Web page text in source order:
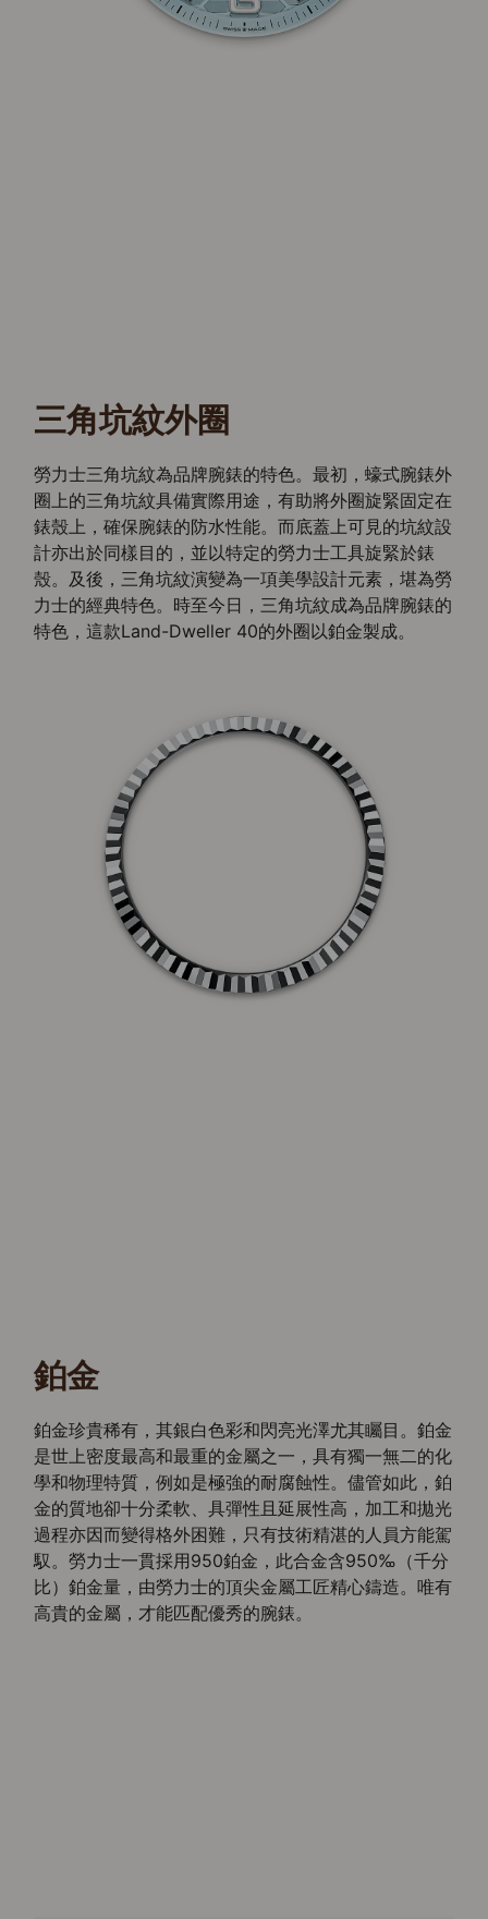
三角坑紋外圈
勞力士三角坑紋為品牌腕錶的特色。最初，蠔式腕錶外
圈上的三角坑紋具備實際用途，有助將外圈旋緊固定在
錶殼上，確保腕錶的防水性能。而底蓋上可見的坑紋設
計亦出於同樣目的，並以特定的勞力士工具旋緊於錶
殼。及後，三角坑紋演變為一項美學設計元素，堪為勞
力士的經典特色。時至今日，三角坑紋成為品牌腕錶的
特色，這款Land-Dweller 40的外圈以鉑金製成。
鉑金
鉑金珍貴稀有，其銀白色彩和閃亮光澤尤其矚目。鉑金
是世上密度最高和最重的金屬之一，具有獨一無二的化
學和物理特質，例如是極強的耐腐蝕性。儘管如此，鉑
金的質地卻十分柔軟、具彈性且延展性高，加工和拋光
過程亦因而變得格外困難，只有技術精湛的人員方能駕
馭。勞力士一貫採用950鉑金，此合金含950‰（千分
比）鉑金量，由勞力士的頂尖金屬工匠精心鑄造。唯有
高貴的金屬，才能匹配優秀的腕錶。